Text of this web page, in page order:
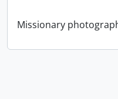
Missionary